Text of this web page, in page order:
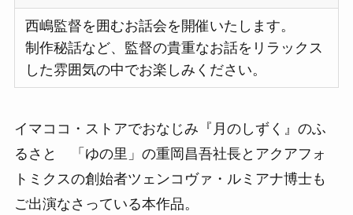
西嶋監督を囲むお話会を開催いたします。
制作秘話など、監督の貴重なお話をリラックス
した雰囲気の中でお楽しみください。
イマココ・ストアでおなじみ『月のしずく』のふ
るさと 「ゆの里」の重岡昌吾社長とアクアフォ
トミクスの創始者ツェンコヴァ・ルミアナ博士も
ご出演なさっている本作品。